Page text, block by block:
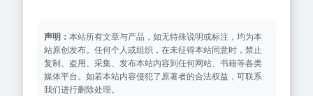
声明： 本站所有文章与产品，如无特殊说明或标注，均为本
站原创发布。任何个人或组织，在未征得本站同意时，禁止
复制、盗用、采集、发布本站内容到任何网站、书籍等各类
媒体平台。如若本站内容侵犯了原著者的合法权益，可联系
我们进行删除处理。